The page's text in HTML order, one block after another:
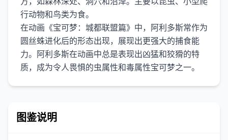
行动物和鸟类为食。
在动画《宝可梦：城都联盟篇》中，阿利多斯常作为
圆丝蛛进化后的形态出现，展现出更强大的捕食能
力。阿利多斯在动画中总是表现出凶猛和狡猾的特
图鉴说明